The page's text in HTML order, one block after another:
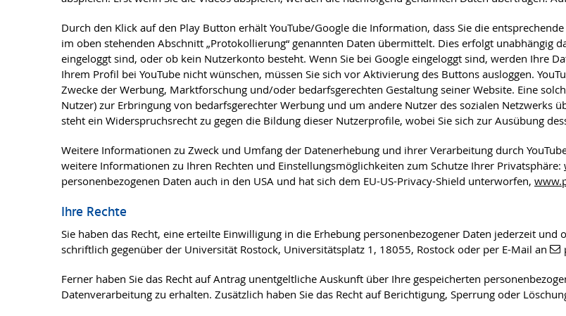
Durch den Klick auf den Play Button erhält YouTube/Google die Information, dass Sie die
im oben stehenden Abschnitt „Protokollierung“ genannten Daten übermittelt. Dies erfolgt unabhängig
eingeloggt sind, oder ob kein Nutzerkonto besteht. Wenn Sie bei Google eingeloggt sind, werden Ihre
Ihrem Profil bei YouTube nicht wünschen, müssen Sie sich vor Aktivierung des Buttons ausloggen.
Zwecke der Werbung, Marktforschung und/oder bedarfsgerechten Gestaltung seiner Website. Eine
Nutzer) zur Erbringung von bedarfsgerechter Werbung und um andere Nutzer des sozialen Netzwerks
steht ein Widerspruchsrecht zu gegen die Bildung dieser Nutzerprofile, wobei Sie sich zur Ausübung
Weitere Informationen zu Zweck und Umfang der Datenerhebung und ihrer Verarbeitung durch
weitere Informationen zu Ihren Rechten und Einstellungsmöglichkeiten zum Schutze Ihrer Privatsphäre:
personenbezogenen Daten auch in den USA und hat sich dem EU-US-Privacy-Shield unterworfen,
Ihre Rechte
Sie haben das Recht, eine erteilte Einwilligung in die Erhebung personenbezogener Daten jederzeit
schriftlich gegenüber der Universität Rostock, Universitätsplatz 1, 18055, Rostock oder per E-Mail an
Ferner haben Sie das Recht auf Antrag unentgeltliche Auskunft über Ihre gespeicherten
Datenverarbeitung zu erhalten. Zusätzlich haben Sie das Recht auf Berichtigung, Sperrung oder